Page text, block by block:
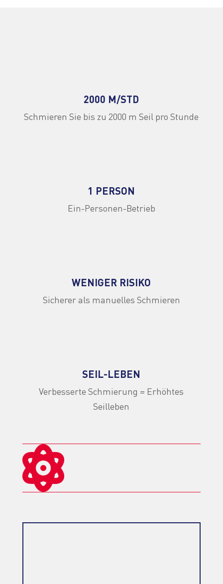
2000 M/STD
Schmieren Sie bis zu 2000 m Seil pro Stunde
1 PERSON
Ein-Personen-Betrieb
WENIGER RISIKO
Sicherer als manuelles Schmieren
SEIL-LEBEN
Verbesserte Schmierung = Erhöhtes
Seilleben
